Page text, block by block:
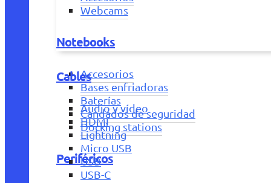
Webcams
Notebooks
Accesorios
Bases enfriadoras
Baterías
Candados de seguridad
Docking stations
Periféricos
Cables
Audio y vídeo
HDMI
Lightning
Micro USB
USB
USB-C